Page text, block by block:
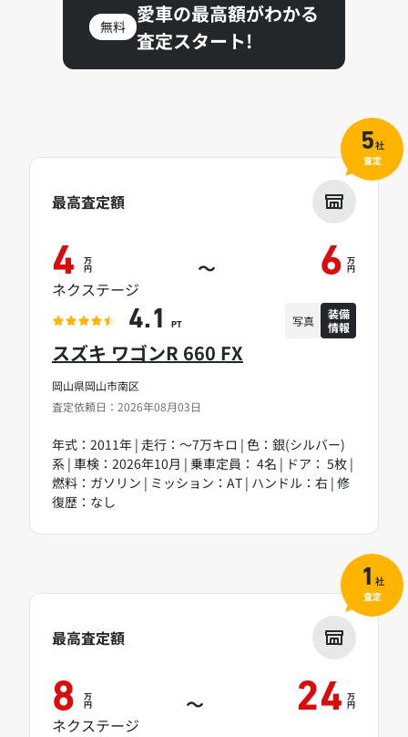
無料
愛車の最高額がわかる
査定スタート!
岡山県岡山市南区
査定依頼日：2026年08月03日
スズキ ワゴンR 660 FX
年式：2011年 | 走行：～7万キロ | 色：銀(シルバー)
系 | 車検：2026年10月 | 乗車定員： 4名 | ドア： 5枚 |
燃料：ガソリン | ミッション：AT | ハンドル：右 | 修
復歴：なし
最高査定額
4 万
円 ～ 6 万
円
ネクステージ
4.1 PT 写真
装備
情報
5社
査定
最高査定額
8 万
円 ～ 24 万
円
ネクステージ
1 社
査定